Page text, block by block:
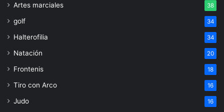
Artes marciales 38
golf 34
Halterofilia 34
Natación 20
Frontenis 18
Tiro con Arco 16
Judo 16